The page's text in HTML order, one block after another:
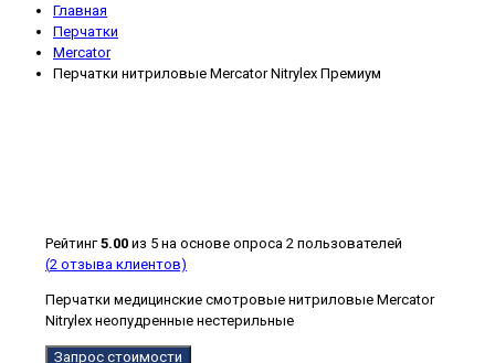
Главная
Перчатки
Mercator
Перчатки нитриловые Mercator Nitrylex Премиум
Рейтинг5.00 из 5 на основе опроса 2 пользователей
(2 отзыва клиентов)
Перчатки медицинские смотровые нитриловые Mercator
Nitrylex неопудренные нестерильные
Запрос стоимости